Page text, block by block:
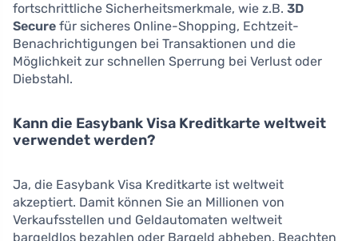
fortschrittliche Sicherheitsmerkmale, wie z.B. 3D
Secure für sicheres Online-Shopping, Echtzeit-
Benachrichtigungen bei Transaktionen und die
Möglichkeit zur schnellen Sperrung bei Verlust oder
Diebstahl.
Kann die Easybank Visa Kreditkarte weltweit
verwendet werden?
Ja, die Easybank Visa Kreditkarte ist weltweit
akzeptiert. Damit können Sie an Millionen von
Verkaufsstellen und Geldautomaten weltweit
bargeldlos bezahlen oder Bargeld abheben. Beachten